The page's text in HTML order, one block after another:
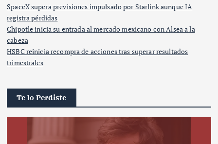
SpaceX supera previsiones impulsado por Starlink aunque IA
registra pérdidas
Chipotle inicia su entrada al mercado mexicano con Alsea a la
cabeza
HSBC reinicia recompra de acciones tras superar resultados
trimestrales
Te lo Perdiste